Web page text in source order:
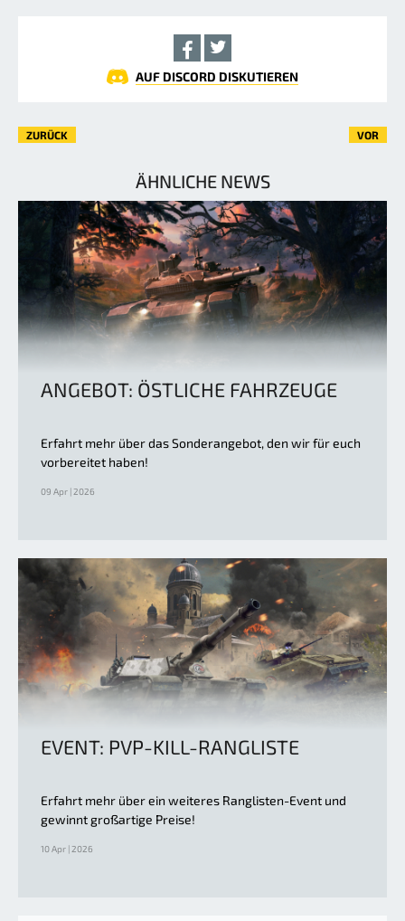
AUF DISCORD DISKUTIEREN
ZURÜCK VOR
ÄHNLICHE NEWS
ANGEBOT: ÖSTLICHE FAHRZEUGE
Erfahrt mehr über das Sonderangebot, den wir für euch
vorbereitet haben!
09 Apr | 2026
EVENT: PVP-KILL-RANGLISTE
Erfahrt mehr über ein weiteres Ranglisten-Event und
gewinnt großartige Preise!
10 Apr | 2026